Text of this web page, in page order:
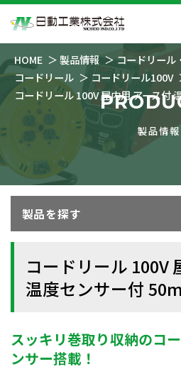
HOME 製品情報
コードリール
コードリール
コードリール100V
コードリール 100V 屋内用 アース付
製品情報
製品を探す
コードリール 100V
温度センサー付 50m
スッキリ巻取り収納のコ
ンサー搭載！